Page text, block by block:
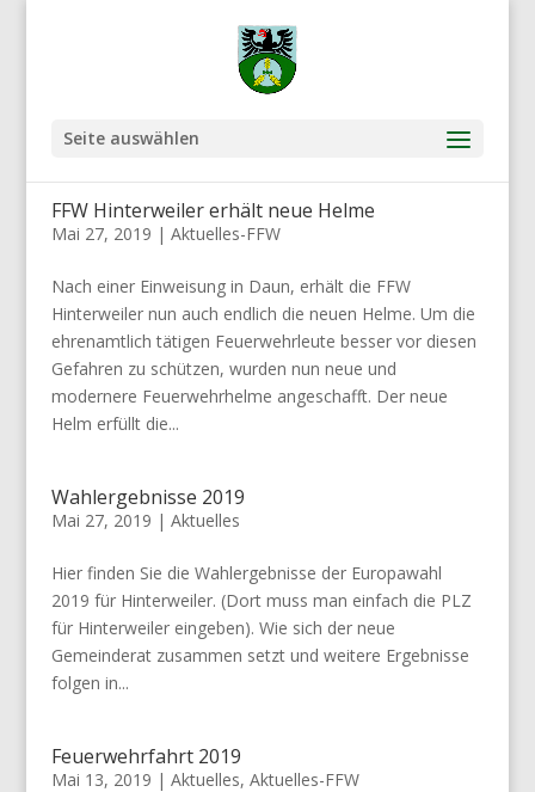
Seite auswählen
FFW Hinterweiler erhält neue Helme
Mai 27, 2019 | Aktuelles-FFW
Nach einer Einweisung in Daun, erhält die FFW
Hinterweiler nun auch endlich die neuen Helme. Um die
ehrenamtlich tätigen Feuerwehrleute besser vor diesen
Gefahren zu schützen, wurden nun neue und
modernere Feuerwehrhelme angeschafft. Der neue
Helm erfüllt die...
Wahlergebnisse 2019
Mai 27, 2019 | Aktuelles
Hier finden Sie die Wahlergebnisse der Europawahl
2019 für Hinterweiler. (Dort muss man einfach die PLZ
für Hinterweiler eingeben). Wie sich der neue
Gemeinderat zusammen setzt und weitere Ergebnisse
folgen in...
Feuerwehrfahrt 2019
Mai 13, 2019 | Aktuelles, Aktuelles-FFW